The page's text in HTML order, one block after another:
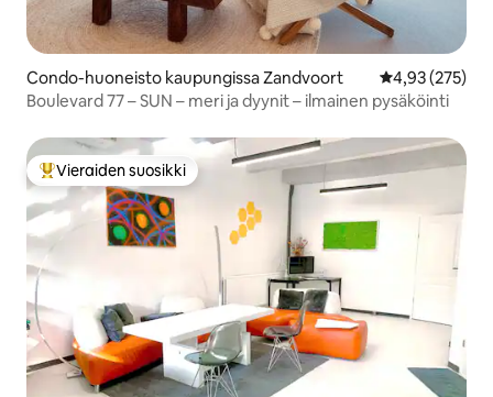
Condo-huoneisto kaupungissa Zandvoort
4,93 (275)
Boulevard 77 – SUN – meri ja dyynit – ilmainen pysäköinti
Vieraiden suosikkien parhaimmistoa
Vieraiden suosikki